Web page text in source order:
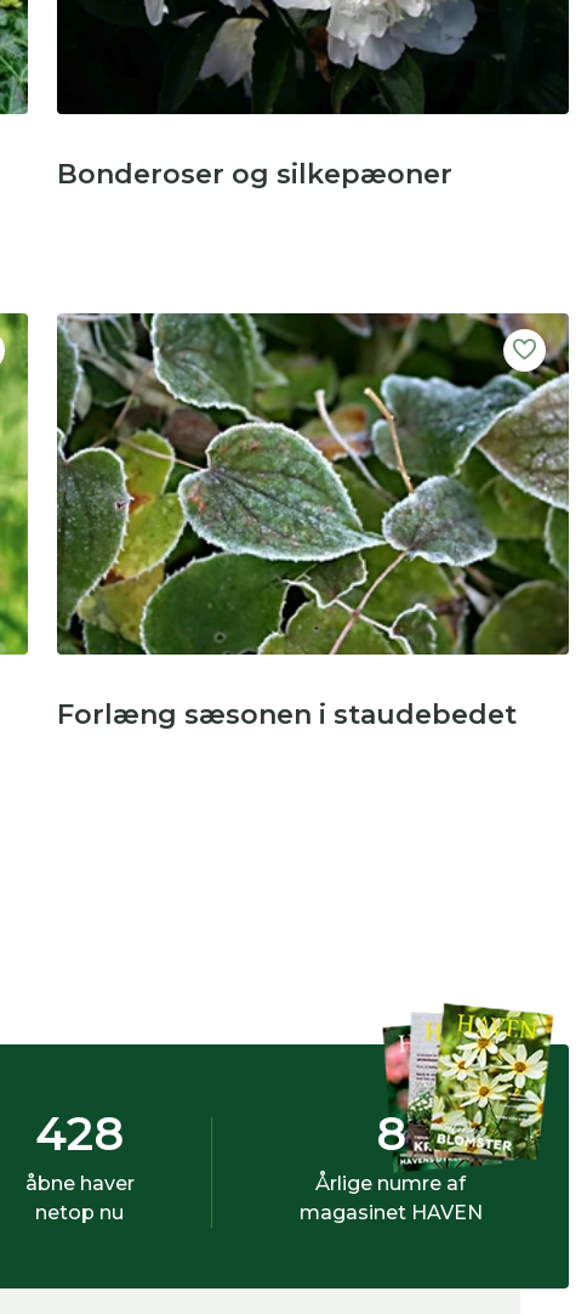
Bonderoser og silkepæoner
Forlæng sæsonen i staudebedet
428
åbne haver
netop nu
8
Årlige numre af
magasinet HAVEN